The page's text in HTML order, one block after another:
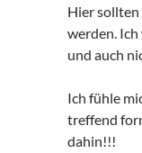
Hier sollten
werden.
und auch
Ich fühle
treffend
dahin!!!